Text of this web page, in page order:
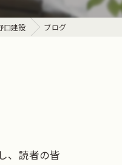
口建設 ブログ
、読者の皆